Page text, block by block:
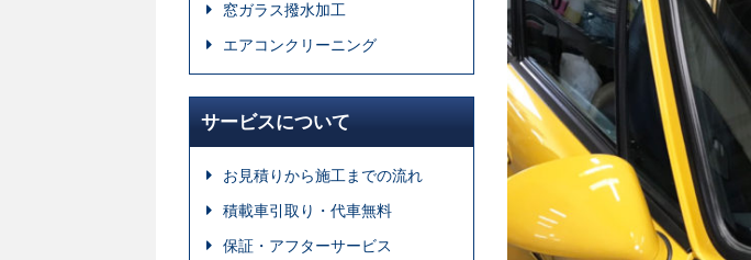
窓ガラス撥水加工
エアコンクリーニング
サービスについて
お見積りから施工までの流れ
積載車引取り・代車無料
保証・アフターサービス